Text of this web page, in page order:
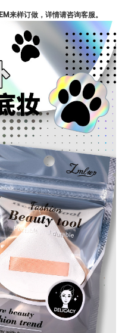
来样订做，详情请咨询客服。